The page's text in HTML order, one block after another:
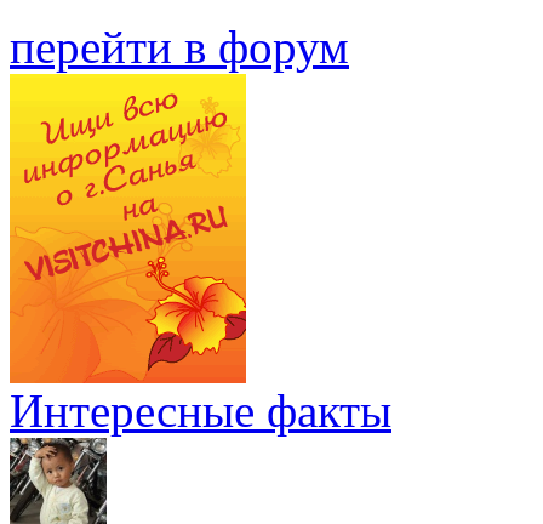
перейти в форум
Интересные факты